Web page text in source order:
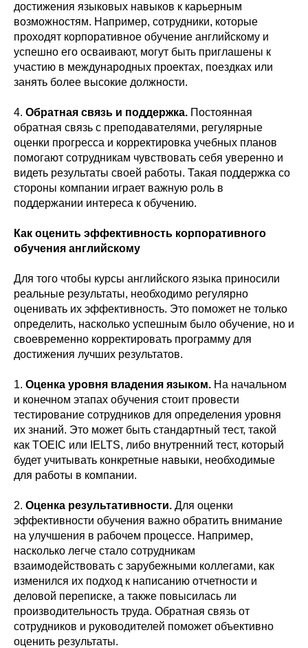
достижения языковых навыков к карьерным
возможностям. Например, сотрудники, которые
проходят корпоративное обучение английскому и
успешно его осваивают, могут быть приглашены к
участию в международных проектах, поездках или
занять более высокие должности.
4. Обратная связь и поддержка. Постоянная
обратная связь с преподавателями, регулярные
оценки прогресса и корректировка учебных планов
помогают сотрудникам чувствовать себя уверенно и
видеть результаты своей работы. Такая поддержка со
стороны компании играет важную роль в
поддержании интереса к обучению.
Как оценить эффективность корпоративного
обучения английскому
Для того чтобы курсы английского языка приносили
реальные результаты, необходимо регулярно
оценивать их эффективность. Это поможет не только
определить, насколько успешным было обучение, но и
своевременно корректировать программу для
достижения лучших результатов.
1. Оценка уровня владения языком. На начальном
и конечном этапах обучения стоит провести
тестирование сотрудников для определения уровня
их знаний. Это может быть стандартный тест, такой
как TOEIC или IELTS, либо внутренний тест, который
будет учитывать конкретные навыки, необходимые
для работы в компании.
2. Оценка результативности. Для оценки
эффективности обучения важно обратить внимание
на улучшения в рабочем процессе. Например,
насколько легче стало сотрудникам
взаимодействовать с зарубежными коллегами, как
изменился их подход к написанию отчетности и
деловой переписке, а также повысилась ли
производительность труда. Обратная связь от
сотрудников и руководителей поможет объективно
оценить результаты.